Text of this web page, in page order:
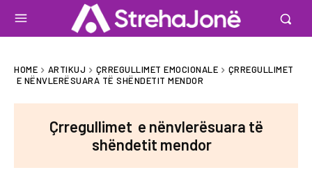
HOME ARTIKUJ ÇRREGULLIMET EMOCIONALE
ÇRREGULLIMET
E NËNVLERËSUARA TË SHËNDETIT MENDOR
Çrregullimet e nënvlerësuara të
shëndetit mendor